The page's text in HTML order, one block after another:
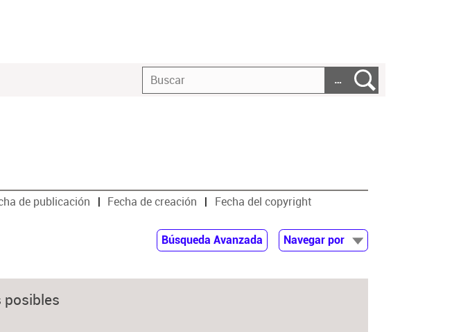
…
de publicación Fecha de creación Fecha del copyright
Búsqueda Avanzada
Navegar por
posibles